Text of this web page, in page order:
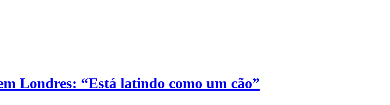
Londres: “Está latindo como um cão”